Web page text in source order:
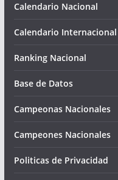
Calendario Nacional
Calendario Internacional
Ranking Nacional
Base de Datos
Campeonas Nacionales
Campeones Nacionales
Politicas de Privacidad